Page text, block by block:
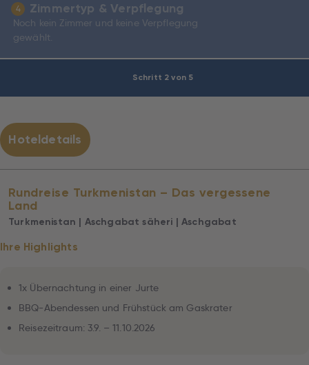
Schritt 2 von 5
4 Zimmertyp & Verpflegung
Noch kein Zimmer und keine Verpflegung
gewählt.
Hoteldetails
Rundreise Turkmenistan – Das vergessene
Land
Turkmenistan | Aschgabat säheri | Aschgabat
Ihre Highlights
1x Übernachtung in einer Jurte
BBQ-Abendessen und Frühstück am Gaskrater
Reisezeitraum: 3.9. – 11.10.2026